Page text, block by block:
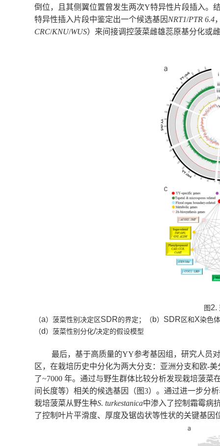
倒位，且其侧翼位置曾发生两次Y特异性片段插入。
特异性插入片段中鉴定出一个候选基因 NRT1/PTR 6.4
CRC/KNU/WUS）来间接调控菠菜雌雄蕊原基分化或
图2.
（a）菠菜性别决定区 SDR的界定；（ b） SDR 区和X染色
（d ）菠菜性别分化/决定的假设模型
最后，基于高质量的YY参考基因组，研究人员
区，在栽培历史中分化为两大分支：亚洲分支和欧-美
了~7000 年。通过与野生群体比较分析发现栽培菠菜
间长度等）相关的候选基因（图3）。通过进一步分
栽培菠菜从野生种S. turkestanica中渗入了控制霜霉病
了控制叶片平滑度、厚度及锯齿状等性状的关键基因